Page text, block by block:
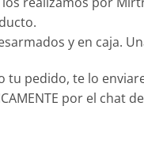
y en caja.
tu pedido, te lo
por el chat